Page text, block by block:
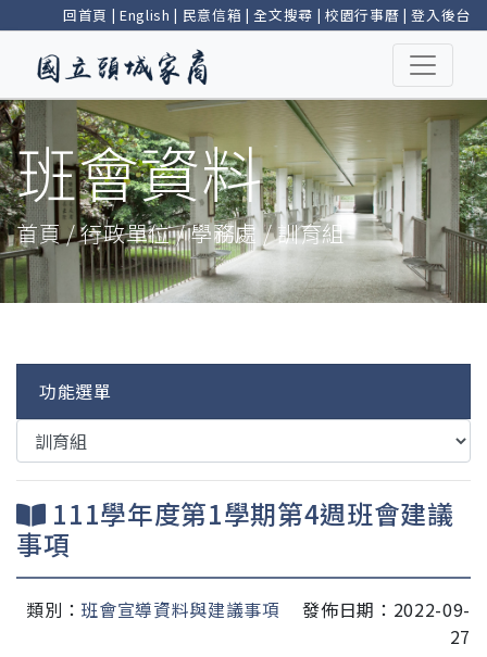
回首頁 | English | 民意信箱 |全文搜尋 | 校園行事曆 |登入後台
班會資料
首頁 / 行政單位 / 學務處 / 訓育組
功能選單
111學年度第1學期第4週班會建議
事項
類別： 班會宣導資料與建議事項
發佈日期：2022-09-
27